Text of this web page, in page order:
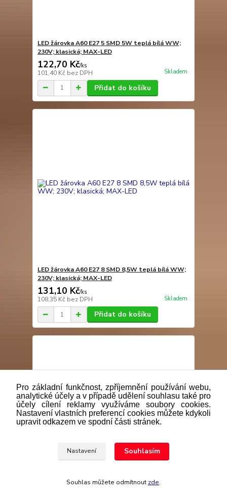
LED žárovka A60 E27 5 SMD 5W teplá bílá WW;
230V; klasická; MAX-LED
122,70 Kč/ks
101,40 Kč bez DPH Skladem
Přidat do košíku
LED žárovka A60 E27 8 SMD 8,5W teplá bílá WW;
230V; klasická; MAX-LED
131,10 Kč/ks
108,35 Kč bez DPH Skladem
Přidat do košíku
Pro základní funkčnost, zpříjemnění používání webu,
analytické účely a v případě udělení souhlasu také pro
účely cílení reklamy využíváme soubory cookies.
Nastavení vlastních preferencí cookies můžete kdykoli
upravit odkazem ve spodní části stránek.
Nastavení Souhlasím
Souhlas můžete odmítnout zde.